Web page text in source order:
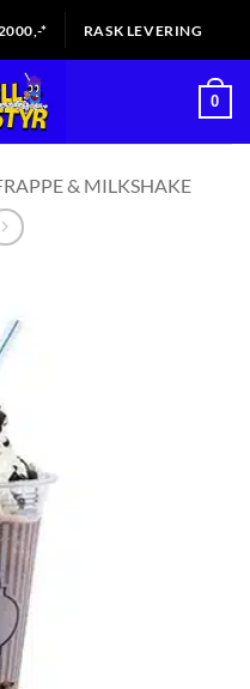
* RASK LEVERING
0
& MILKSHAKE